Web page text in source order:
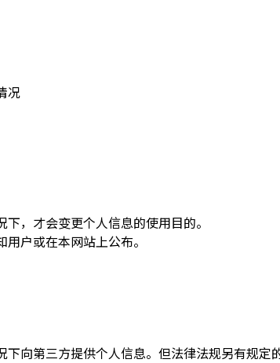
况
，才会变更个人信息的使用目的。
户或在本网站上公布。
向第三方提供个人信息。但法律法规另有规定